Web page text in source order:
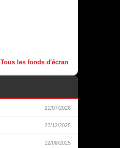
Tous les fonds d'écran
21/07/2026
22/12/2025
12/08/2025